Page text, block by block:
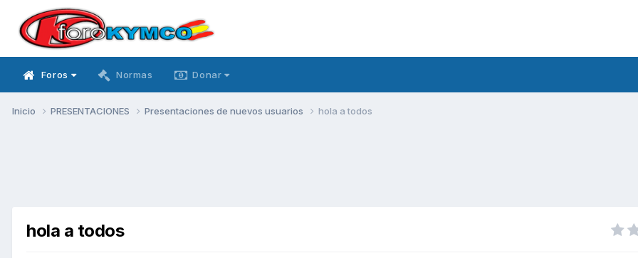
Foros Normas Donar
Inicio PRESENTACIONES Presentaciones de nuevos usuarios hola a todos
hola a todos